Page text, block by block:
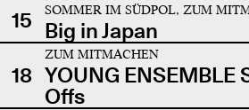
15 SOMMER IM SÜDPOL, ZUM
Big in Japan
18
ZUM MITMACHEN
YOUNG ENSEMBLE
Offs